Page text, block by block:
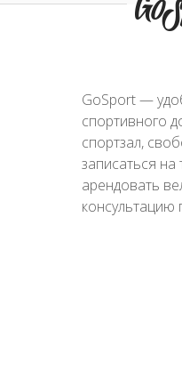
GoSport —
спортивного
спортзал,
записаться
арендовать
консультацию